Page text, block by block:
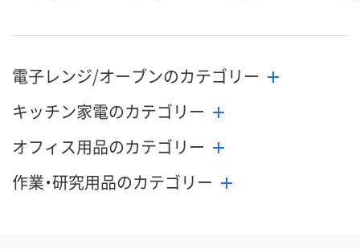
電子レンジ/オーブンのカテゴリー
キッチン家電のカテゴリー
オフィス用品のカテゴリー
作業・研究用品のカテゴリー